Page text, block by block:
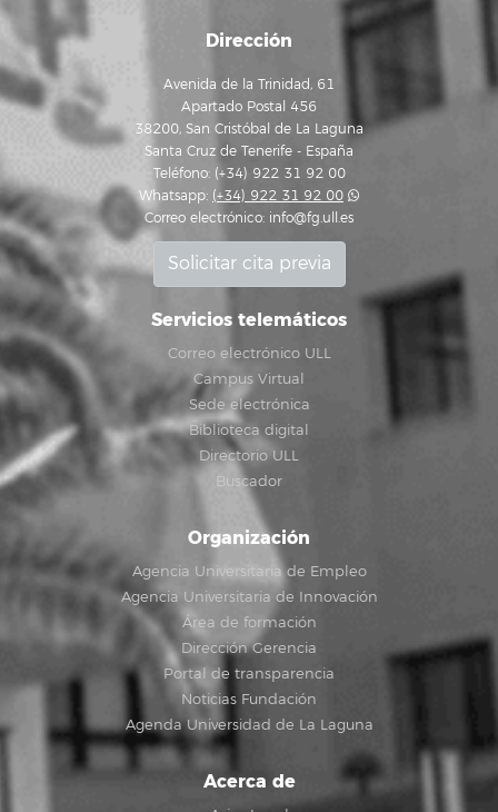
Dirección
Avenida de la Trinidad, 61
Apartado Postal 456
38200, San Cristóbal de La Laguna
Santa Cruz de Tenerife - España
Teléfono: (+34) 922 31 92 00
Whatsapp: (+34) 922 31 92 00
Correo electrónico: info@fg.ull.es
Solicitar cita previa
Servicios telemáticos
Correo electrónico ULL
Campus Virtual
Sede electrónica
Biblioteca digital
Directorio ULL
Buscador
Organización
Agencia Universitaria de Empleo
Agencia Universitaria de Innovación
Área de formación
Dirección Gerencia
Portal de transparencia
Noticias Fundación
Agenda Universidad de La Laguna
Acerca de